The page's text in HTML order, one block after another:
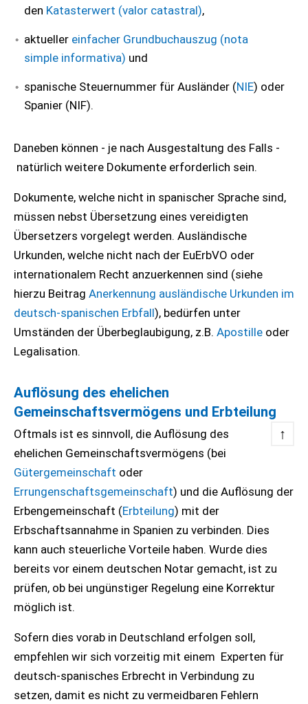
den Katasterwert (valor catastral),
aktueller einfacher Grundbuchauszug (nota
simple informativa) und
spanische Steuernummer für Ausländer (NIE) oder
Spanier (NIF).
Daneben können - je nach Ausgestaltung des Falls -
natürlich weitere Dokumente erforderlich sein.
Dokumente, welche nicht in spanischer Sprache sind,
müssen nebst Übersetzung eines vereidigten
Übersetzers vorgelegt werden. Ausländische
Urkunden, welche nicht nach der EuErbVO oder
internationalem Recht anzuerkennen sind (siehe
hierzu Beitrag Anerkennung ausländische Urkunden im
deutsch-spanischen Erbfall), bedürfen unter
Umständen der Überbeglaubigung, z.B. Apostille oder
Legalisation.
Auflösung des ehelichen
Gemeinschaftsvermögens und Erbteilung
↑
Oftmals ist es sinnvoll, die Auflösung des
ehelichen Gemeinschaftsvermögens (bei
Gütergemeinschaft oder
Errungenschaftsgemeinschaft) und die Auflösung der
Erbengemeinschaft (Erbteilung) mit der
Erbschaftsannahme in Spanien zu verbinden. Dies
kann auch steuerliche Vorteile haben. Wurde dies
bereits vor einem deutschen Notar gemacht, ist zu
prüfen, ob bei ungünstiger Regelung eine Korrektur
möglich ist.
Sofern dies vorab in Deutschland erfolgen soll,
empfehlen wir sich vorzeitig mit einem Experten für
deutsch-spanisches Erbrecht in Verbindung zu
setzen, damit es nicht zu vermeidbaren Fehlern